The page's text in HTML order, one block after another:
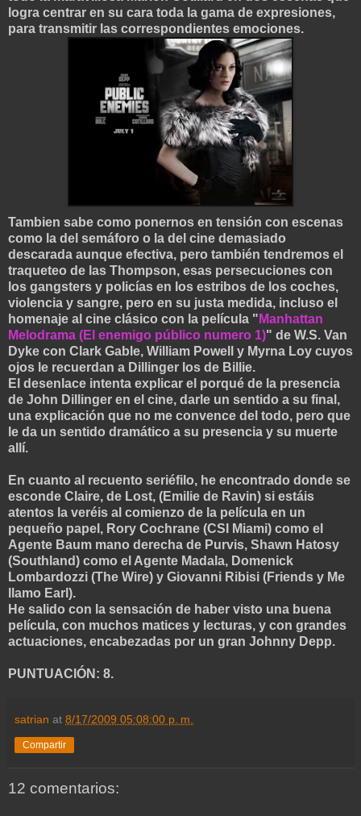
logra centrar en su cara toda la gama de expresiones,
para transmitir las correspondientes emociones.
Tambien sabe como ponernos en tensión con escenas
como la del semáforo o la del cine demasiado
descarada aunque efectiva, pero también tendremos el
traqueteo de las Thompson, esas persecuciones con
los gangsters y policías en los estribos de los coches,
violencia y sangre, pero en su justa medida, incluso el
homenaje al cine clásico con la película " Manhattan
Melodrama (El enemigo público numero 1)" de W.S. Van
Dyke con Clark Gable, William Powell y Myrna Loy cuyos
ojos le recuerdan a Dillinger los de Billie.
El desenlace intenta explicar el porqué de la presencia
de John Dillinger en el cine, darle un sentido a su final,
una explicación que no me convence del todo, pero que
le da un sentido dramático a su presencia y su muerte
allí.
En cuanto al recuento seriéfilo, he encontrado donde se
esconde Claire, de Lost, (Emilie de Ravin) si estáis
atentos la veréis al comienzo de la película en un
pequeño papel, Rory Cochrane (CSI Miami) como el
Agente Baum mano derecha de Purvis, Shawn Hatosy
(Southland) como el Agente Madala, Domenick
Lombardozzi (The Wire) y Giovanni Ribisi (Friends y Me
llamo Earl).
He salido con la sensación de haber visto una buena
película, con muchos matices y lecturas, y con grandes
actuaciones, encabezadas por un gran Johnny Depp.
PUNTUACIÓN: 8.
satrian at 8/17/2009 05:08:00 p. m.
Compartir
12 comentarios: